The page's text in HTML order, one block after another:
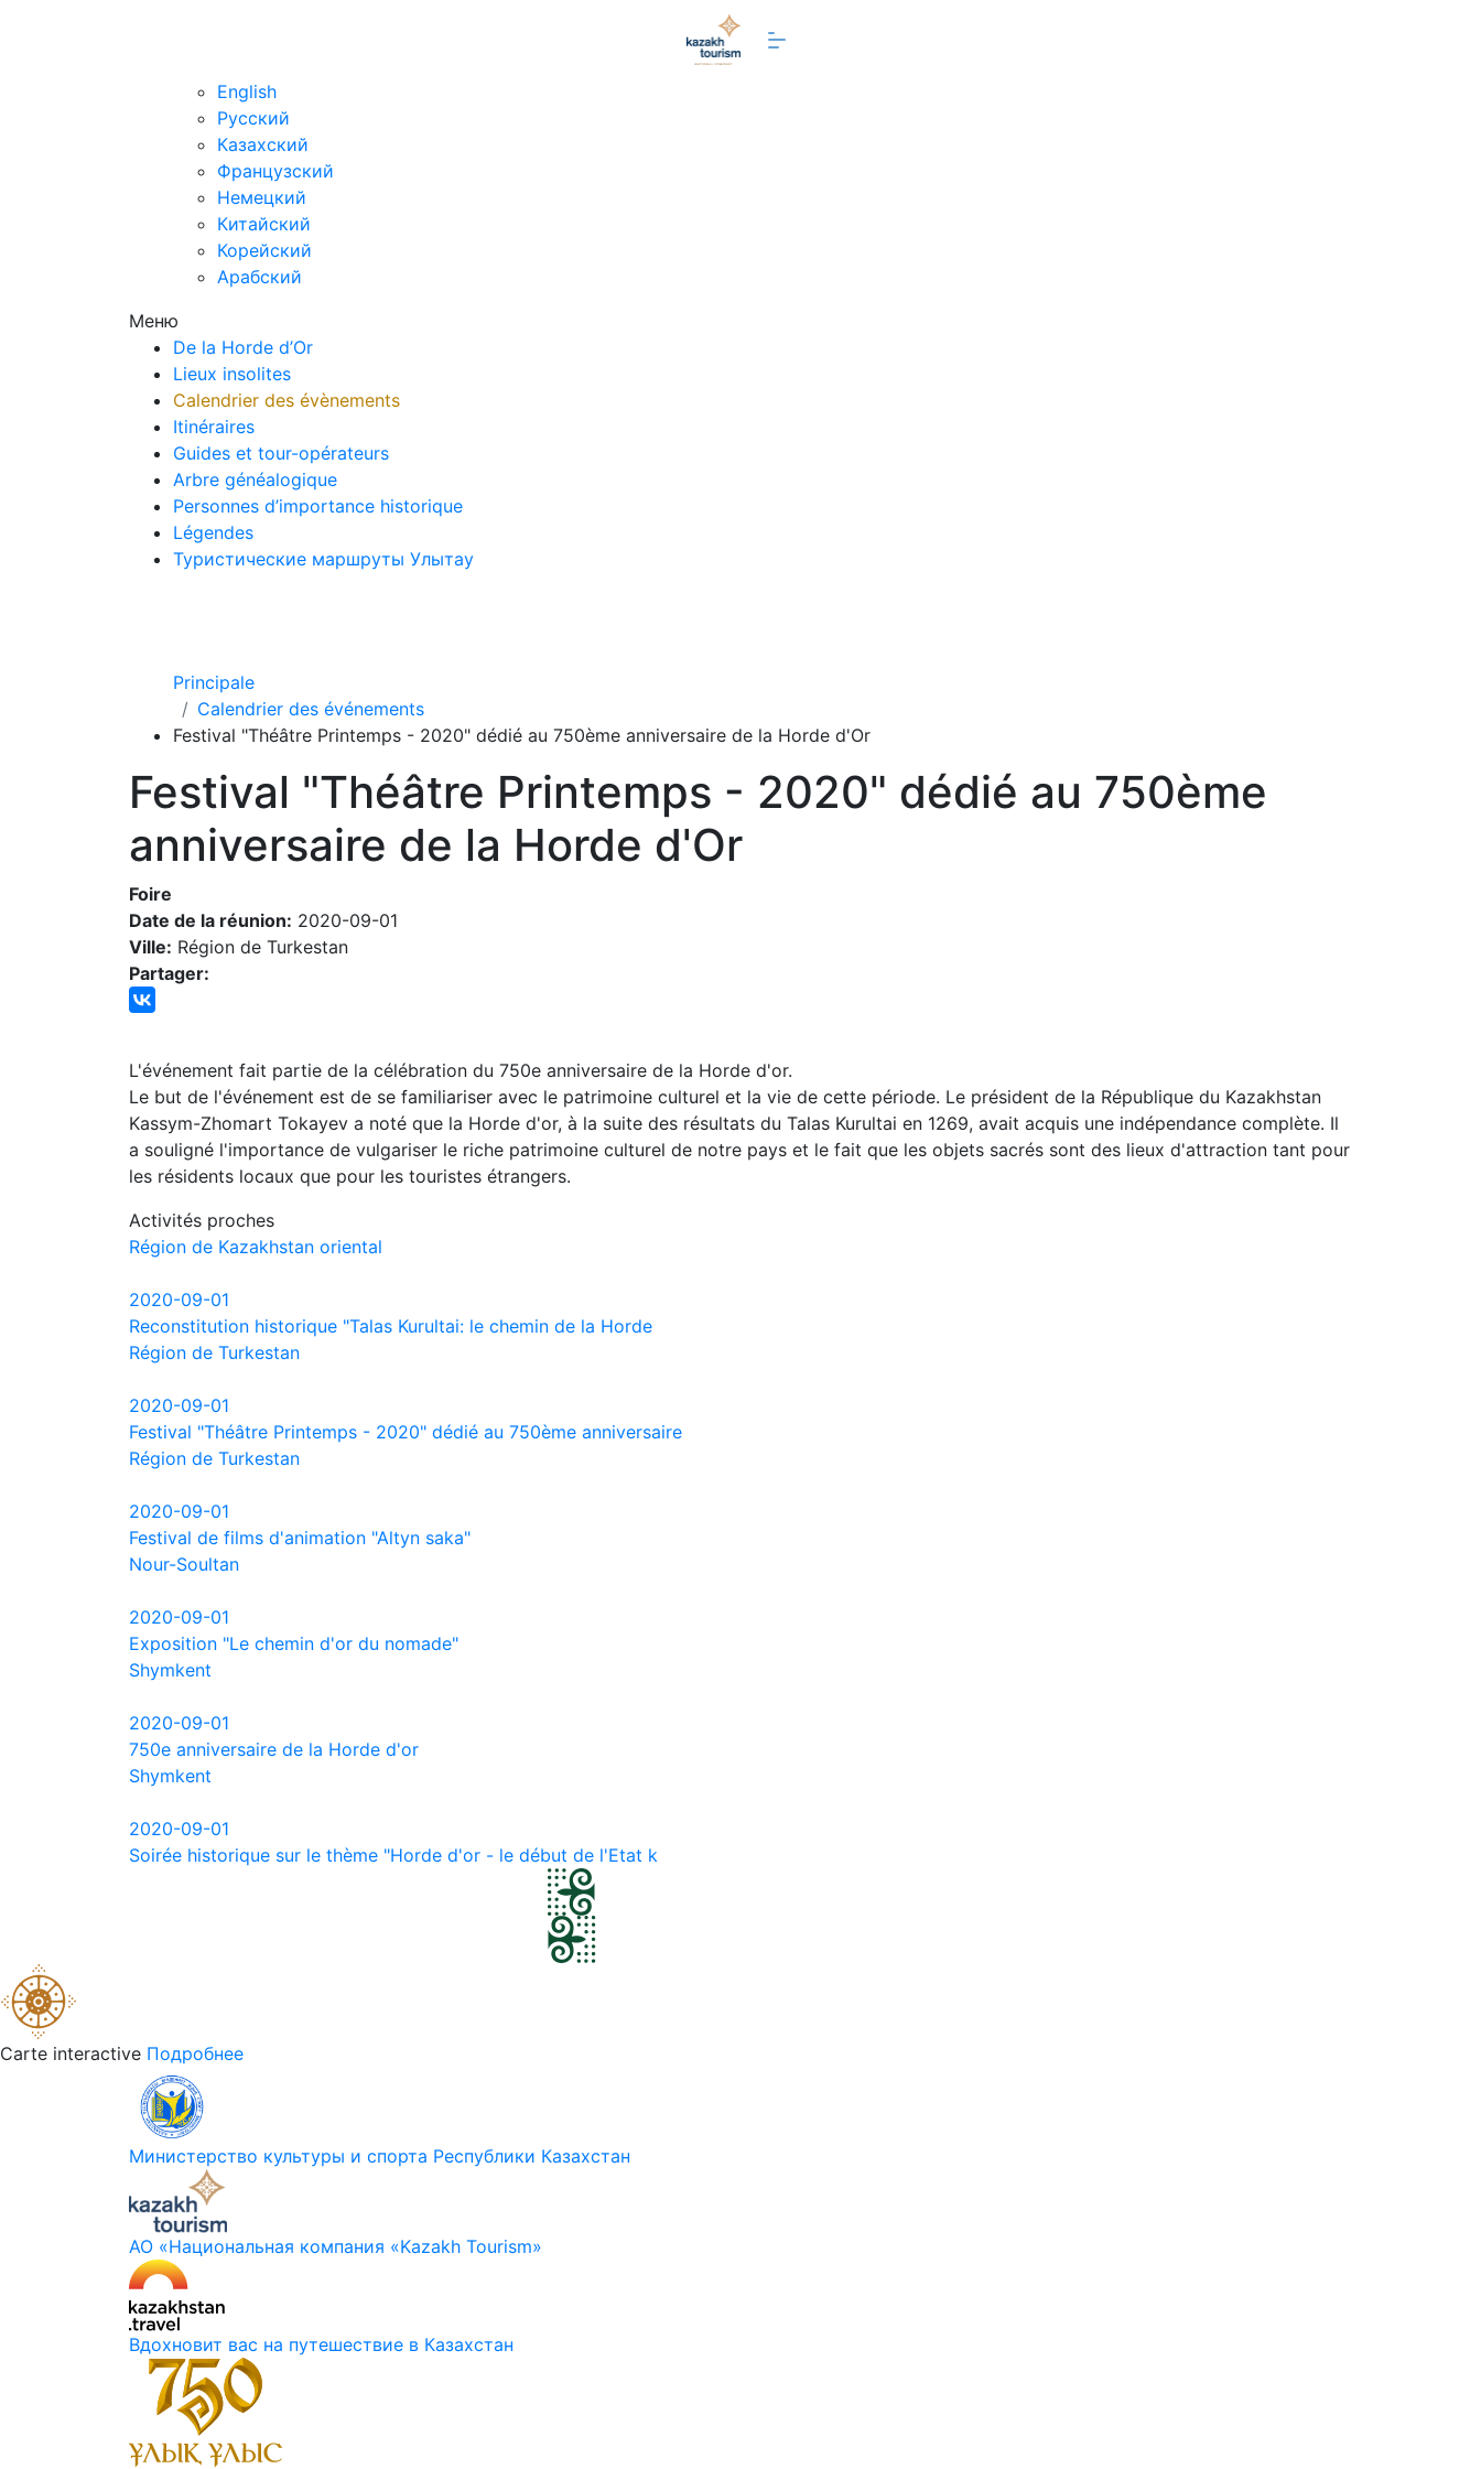
English
Русский
Казахский
Французский
Немецкий
Китайский
Корейский
Арабский
Меню
De la Horde d’Or
Lieux insolites
Calendrier des évènements
Itinéraires
Guides et tour-opérateurs
Arbre généalogique
Personnes d’importance historique
Légendes
Туристические маршруты Улытау
Principale
Calendrier des événements
Festival "Théâtre Printemps - 2020" dédié au 750ème anniversaire de la Horde d'Or
Festival "Théâtre Printemps - 2020" dédié au 750ème
anniversaire de la Horde d'Or
Foire
Date de la réunion: 2020-09-01
Ville: Région de Turkestan
Partager:
L'événement fait partie de la célébration du 750e anniversaire de la Horde d'or.
Le but de l'événement est de se familiariser avec le patrimoine culturel et la vie de cette période. Le président de la République du Kazakhstan
Kassym-Zhomart Tokayev a noté que la Horde d'or, à la suite des résultats du Talas Kurultai en 1269, avait acquis une indépendance complète. Il
a souligné l'importance de vulgariser le riche patrimoine culturel de notre pays et le fait que les objets sacrés sont des lieux d'attraction tant pour
les résidents locaux que pour les touristes étrangers.
Activités proches
Région de Kazakhstan oriental
2020-09-01
Reconstitution historique "Talas Kurultai: le chemin de la Horde
Région de Turkestan
2020-09-01
Festival "Théâtre Printemps - 2020" dédié au 750ème anniversaire
Région de Turkestan
2020-09-01
Festival de films d'animation "Altyn saka"
Nour-Soultan
2020-09-01
Exposition "Le chemin d'or du nomade"
Shymkent
2020-09-01
750e anniversaire de la Horde d'or
Shymkent
2020-09-01
Soirée historique sur le thème "Horde d'or - le début de l'Etat k
Carte interactive Подробнее
Министерство культуры и спорта Республики Казахстан
АО «Национальная компания «Kazakh Tourism»
Вдохновит вас на путешествие в Казахстан